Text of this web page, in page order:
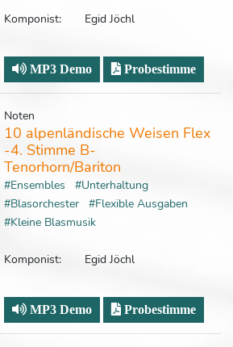
Komponist: Egid Jöchl
MP3 Demo Probestimme
Noten
10 alpenländische Weisen Flex
-4. Stimme B-
Tenorhorn/Bariton
#Ensembles
#Unterhaltung
#Blasorchester
#Flexible Ausgaben
#Kleine Blasmusik
Komponist: Egid Jöchl
MP3 Demo Probestimme